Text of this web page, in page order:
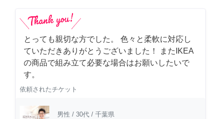
とっても親切な方でした。 色々と柔軟に対応し
ていただきありがとうございました！ またIKEA
の商品で組み立て必要な場合はお願いしたいで
す。
依頼されたチケット
男性 / 30代 / 千葉県